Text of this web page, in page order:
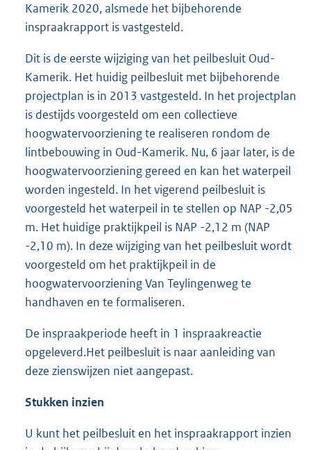
Kamerik 2020, alsmede het bijbehorende
inspraakrapport is vastgesteld.
Dit is de eerste wijziging van het peilbesluit Oud-
Kamerik. Het huidig peilbesluit met bijbehorende
projectplan is in 2013 vastgesteld. In het projectplan
is destijds voorgesteld om een collectieve
hoogwatervoorziening te realiseren rondom de
lintbebouwing in Oud-Kamerik. Nu, 6 jaar later, is de
hoogwatervoorziening gereed en kan het waterpeil
worden ingesteld. In het vigerend peilbesluit is
voorgesteld het waterpeil in te stellen op NAP -2,05
m. Het huidige praktijkpeil is NAP -2,12 m (NAP
-2,10 m). In deze wijziging van het peilbesluit wordt
voorgesteld om het praktijkpeil in de
hoogwatervoorziening Van Teylingenweg te
handhaven en te formaliseren.
De inspraakperiode heeft in 1 inspraakreactie
opgeleverd.Het peilbesluit is naar aanleiding van
deze zienswijzen niet aangepast.
Stukken inzien
U kunt het peilbesluit en het inspraakrapport inzien